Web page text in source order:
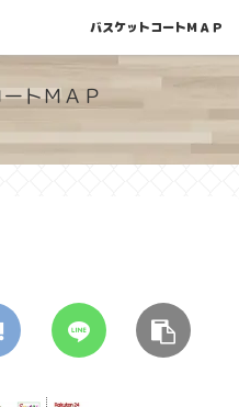
るバスケットコート情報
トＭＡＰ
バスケットコートＭＡＰ